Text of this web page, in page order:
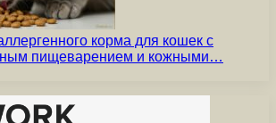
корма для кошек с
пищеварением и кожными…